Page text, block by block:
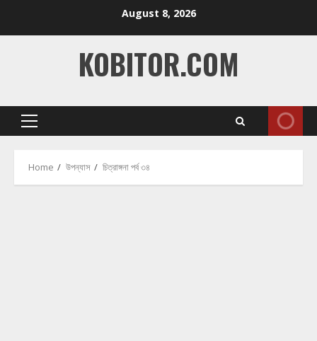
August 8, 2026
KOBITOR.COM
Primary
Home উপন্যাস চিত্রাঙ্গনা পর্ব ৩৪